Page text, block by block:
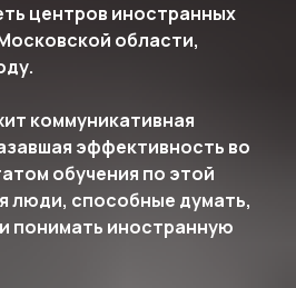
центров иностранных
области,
коммуникативная
эффективность во
обучения по этой
люди, способные думать,
понимать иностранную